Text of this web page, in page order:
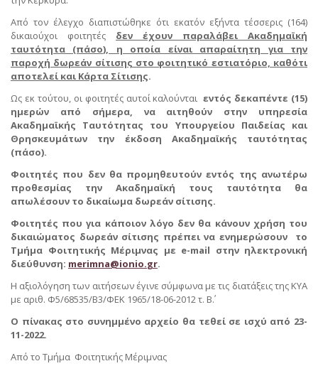
Από τον έλεγχο διαπιστώθηκε ότι εκατόν εξήντα τέσσερις (164)
δικαιούχοι φοιτητές δεν έχουν παραλάβει Ακαδημαϊκή
ταυτότητα (πάσο), η οποία είναι απαραίτητη για την
παροχή δωρεάν σίτισης στο φοιτητικό εστιατόριο, καθότι
αποτελεί και Κάρτα Σίτισης.
Ως εκ τούτου, οι φοιτητές αυτοί καλούνται εντός δεκαπέντε (15)
ημερών από σήμερα, να αιτηθούν στην υπηρεσία
Ακαδημαϊκής Ταυτότητας του Υπουργείου Παιδείας και
Θρησκευμάτων την έκδοση Ακαδημαϊκής ταυτότητας
(πάσο).
Φοιτητές που δεν θα προμηθευτούν εντός της ανωτέρω
προθεσμίας την Ακαδημαϊκή τους ταυτότητα θα
απωλέσουν το δικαίωμα δωρεάν σίτισης.
Φοιτητές που για κάποιον λόγο δεν θα κάνουν χρήση του
δικαιώματος δωρεάν σίτισης πρέπει να ενημερώσουν το
Τμήμα Φοιτητικής Μέριμνας με e-mail στην ηλεκτρονική
διεύθυνση: merimna@ionio.gr.
Η αξιολόγηση των αιτήσεων έγινε σύμφωνα με τις διατάξεις της ΚΥΑ
με αριθ. Φ5/68535/Β3/ΦΕΚ 1965/18-06-2012 τ. Β΄.
Ο πίνακας στο συνημμένο αρχείο θα τεθεί σε ισχύ από 23-
11-2022.
Από το Τμήμα Φοιτητικής Μέριμνας